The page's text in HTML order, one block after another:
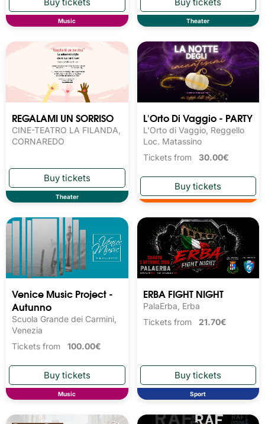
Music Theater
REGALAMI UN SORRISO
CINE-TEATRO LA FILANDA,
CORNAREDO
Theater
L'Orto Di Vaggio - PARTY
L'Orto di Vaggio, Reggello
Loc. Matassino
Tickets from 30.00€
Venice Music Project -
Autunno
Scuola Grande dei Carmini,
Venezia
Tickets from 100.00€
Music
ERBA FIGHT NIGHT
PalaErba, Erba
Tickets from 21.70€
Sport